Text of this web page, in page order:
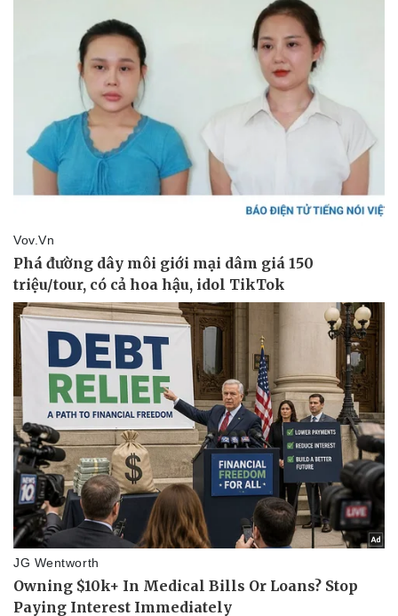
Kinh tế
Bất động sản
Khởi nghiệp
Thị trường
Tiêu dùng
Tỷ giá
Chứng khoán